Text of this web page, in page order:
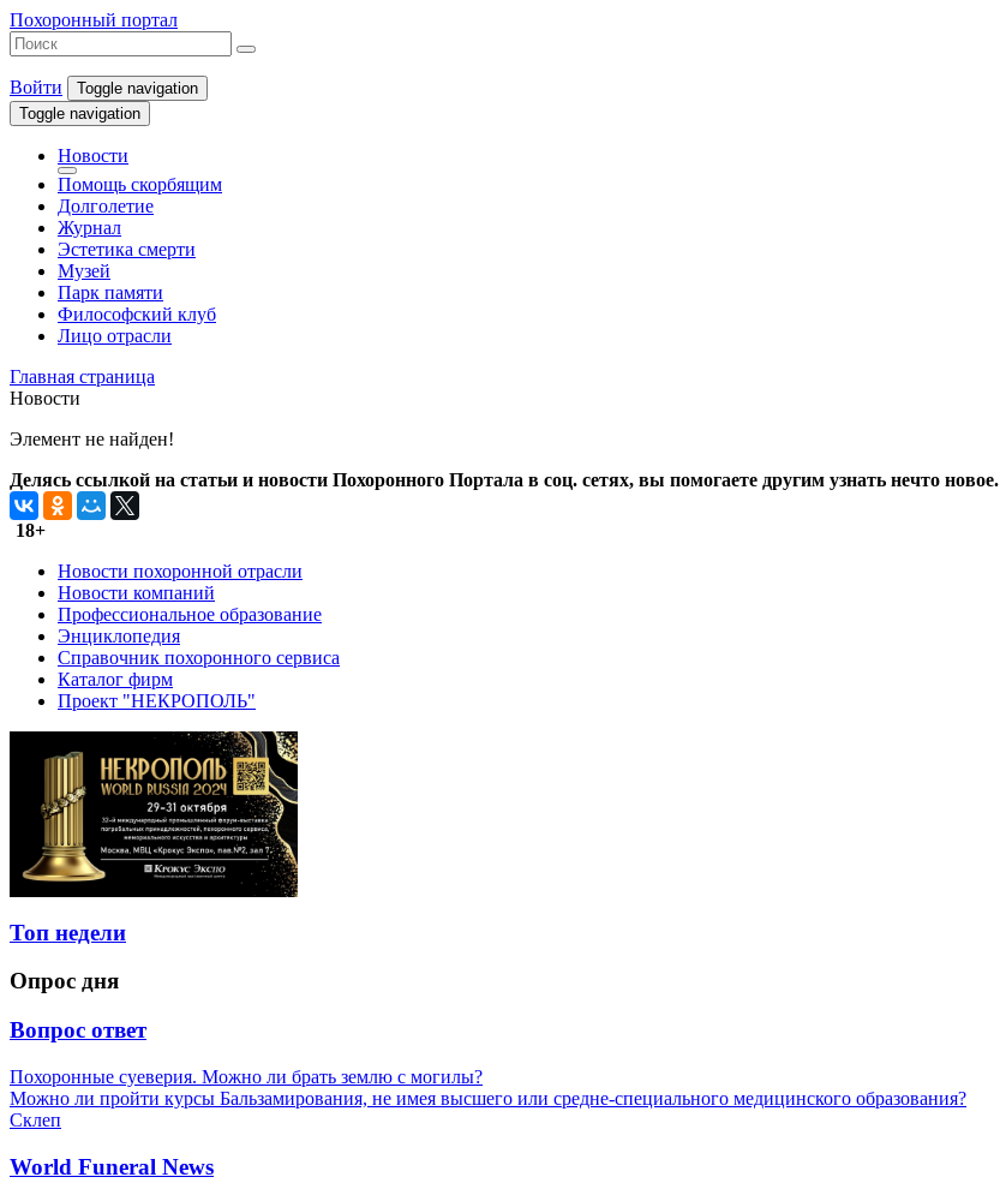
Похоронный портал
Войти
Toggle navigation
Toggle navigation
Новости
Помощь скорбящим
Долголетие
Журнал
Эстетика смерти
Музей
Парк памяти
Философский клуб
Лицо отрасли
Главная страница
Новости
Элемент не найден!
Делясь ссылкой на статьи и новости Похоронного Портала в соц. сетях, вы помогаете другим узнать нечто новое.
18+
Новости похоронной отрасли
Новости компаний
Профессиональное образование
Энциклопедия
Справочник похоронного сервиса
Каталог фирм
Проект "НЕКРОПОЛЬ"
Топ недели
Опрос дня
Вопрос ответ
Похоронные суеверия. Можно ли брать землю с могилы?
Можно ли пройти курсы Бальзамирования, не имея высшего или средне-специального медицинского образования?
Склеп
World Funeral News